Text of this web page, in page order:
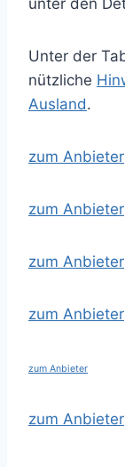
unter den
Unter der
nützliche
Ausland.
zum Anbieter
zum Anbieter
zum Anbieter
zum Anbieter
zum Anbieter
zum Anbieter